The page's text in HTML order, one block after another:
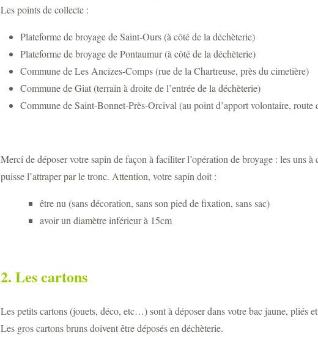
Les points de collecte :
Plateforme de broyage de Saint-Ours (à côté de la déchèterie)
Plateforme de broyage de Pontaumur (à côté de la déchèterie)
Commune de Les Ancizes-Comps (rue de la Chartreuse, près du cimetière)
Commune de Giat (terrain à droite de l’entrée de la déchèterie)
Commune de Saint-Bonnet-Près-Orcival (au point d’apport volontaire, route
Merci de déposer votre sapin de façon à faciliter l’opération de broyage : les uns à
puisse l’attraper par le tronc. Attention, votre sapin doit :
être nu (sans décoration, sans son pied de fixation, sans sac)
avoir un diamètre inférieur à 15cm
2. Les cartons
Les petits cartons (jouets, déco, etc…) sont à déposer dans votre bac jaune, pliés
Les gros cartons bruns doivent être déposés en déchèterie.